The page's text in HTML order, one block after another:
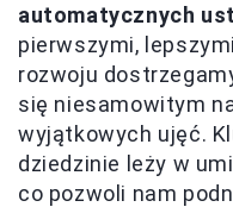
automatycznych
pierwszymi,
rozwoju
się niesamowitym
wyjątkowych ujęć.
dziedzinie leży w
co pozwoli nam